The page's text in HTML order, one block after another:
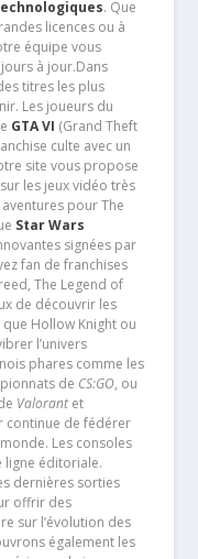
. Que
licences ou à
équipe vous
à jour.Dans
titres les plus
Les joueurs du
GTA VI (Grand Theft
culte avec un
site vous propose
les jeux vidéo très
pour The
Star Wars
signées par
fan de franchises
The Legend of
de découvrir les
Hollow Knight ou
l’univers
phares comme les
de CS:GO, ou
Valorantet
continue de fédérer
Les consoles
ligne éditoriale.
dernières sorties
offrir des
sur l’évolution des
également les